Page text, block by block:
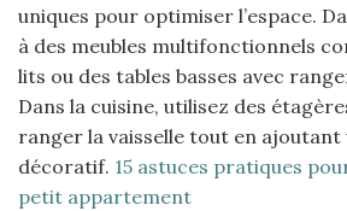
uniques pour optimiser l’espace.
à des meubles multifonctionnels
lits ou des tables basses avec
Dans la cuisine, utilisez des
ranger la vaisselle tout en ajoutant
décoratif. 15 astuces pratiques
petit appartement